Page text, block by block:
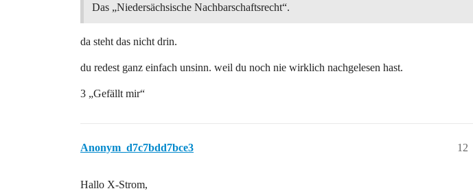
Das „Niedersächsische Nachbarschaftsrecht“.
da steht das nicht drin.
du redest ganz einfach unsinn. weil du noch nie wirklich nachgelesen hast.
3 „Gefällt mir“
Anonym_d7c7bdd7bce3 12
Hallo X-Strom,